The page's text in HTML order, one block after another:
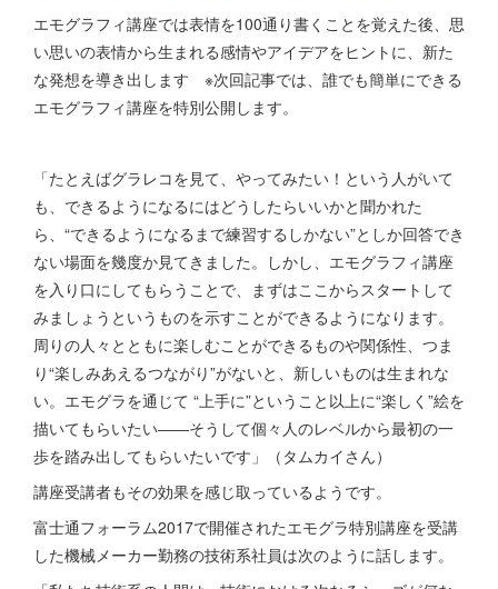
エモグラフィ講座では表情を100通り書くことを覚えた後、思
い思いの表情から生まれる感情やアイデアをヒントに、新た
な発想を導き出します ※次回記事では、誰でも簡単にできる
エモグラフィ講座を特別公開します。
「たとえばグラレコを見て、やってみたい！という人がいて
も、できるようになるにはどうしたらいいかと聞かれた
ら、“できるようになるまで練習するしかない”としか回答でき
ない場面を幾度か見てきました。しかし、エモグラフィ講座
を入り口にしてもらうことで、まずはここからスタートして
みましょうというものを示すことができるようになります。
周りの人々とともに楽しむことができるものや関係性、つま
り“楽しみあえるつながり”がないと、新しいものは生まれな
い。エモグラを通じて “上手に”ということ以上に“楽しく”絵を
描いてもらいたい――そうして個々人のレベルから最初の一
歩を踏み出してもらいたいです」（タムカイさん）
講座受講者もその効果を感じ取っているようです。
富士通フォーラム2017で開催されたエモグラ特別講座を受講
した機械メーカー勤務の技術系社員は次のように話します。